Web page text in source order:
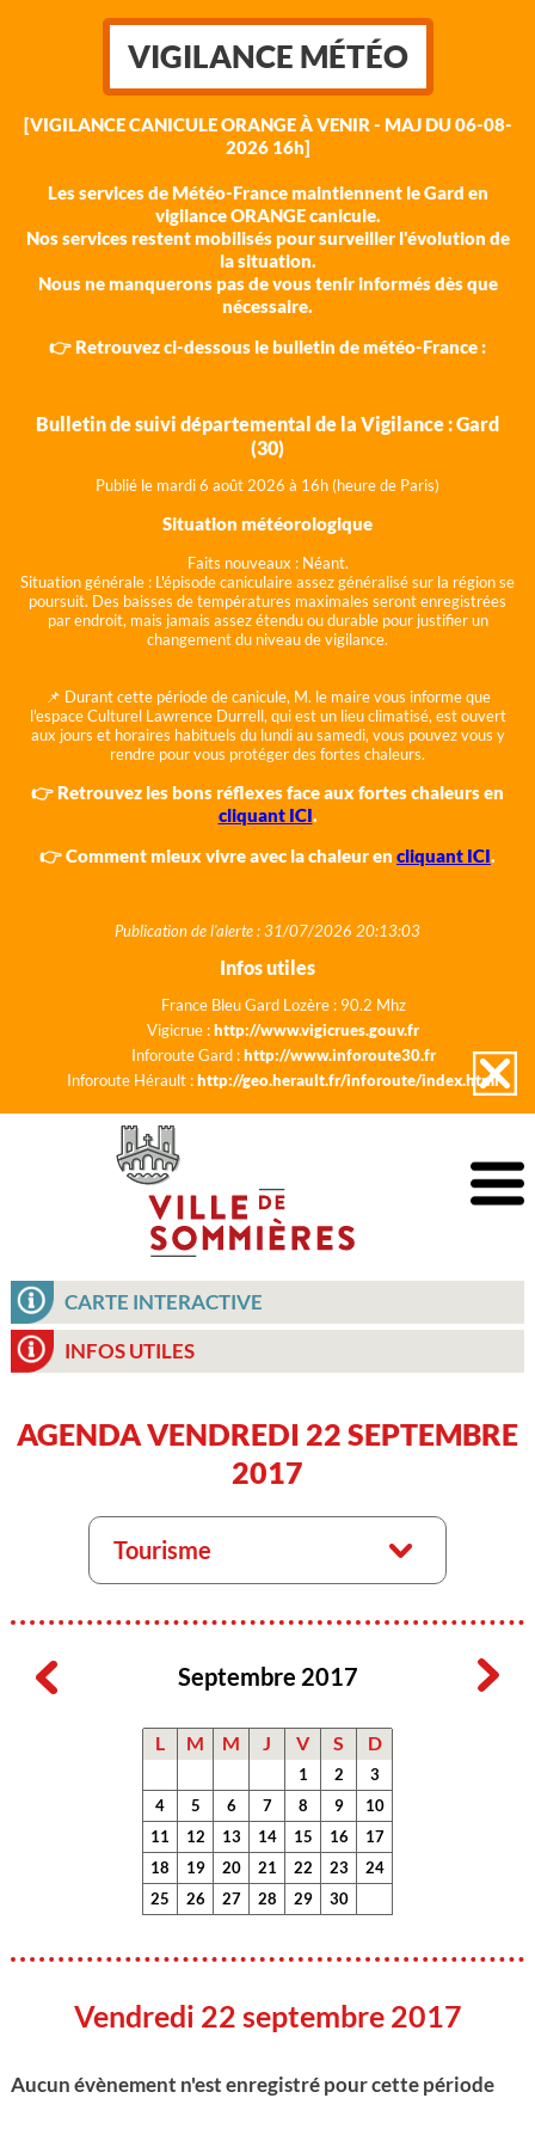
VIGILANCE MÉTÉO
[VIGILANCE CANICULE ORANGE À VENIR - MAJ DU 06-08-
2026 16h]
Les services de Météo-France maintiennent le Gard en
vigilance ORANGE canicule.
Nos services restent mobilisés pour surveiller l'évolution de
la situation.
Nous ne manquerons pas de vous tenir informés dès que
nécessaire.
👉 Retrouvez ci-dessous le bulletin de météo-France :
Bulletin de suivi départemental de la Vigilance : Gard
(30)
Publié le mardi 6 août 2026 à 16h (heure de Paris)
Situation météorologique
Faits nouveaux : Néant.
Situation générale : L'épisode caniculaire assez généralisé sur la région se
poursuit. Des baisses de températures maximales seront enregistrées
par endroit, mais jamais assez étendu ou durable pour justifier un
changement du niveau de vigilance.
📌 Durant cette période de canicule, M. le maire vous informe que
l'espace Culturel Lawrence Durrell, qui est un lieu climatisé, est ouvert
aux jours et horaires habituels du lundi au samedi, vous pouvez vous y
rendre pour vous protéger des fortes chaleurs.
👉 Retrouvez les bons réflexes face aux fortes chaleurs en
cliquant ICI.
👉 Comment mieux vivre avec la chaleur en cliquant ICI.
Publication de l'alerte : 31/07/2026 20:13:03
Infos utiles
France Bleu Gard Lozère : 90.2 Mhz
Vigicrue :http://www.vigicrues.gouv.fr
Inforoute Gard :http://www.inforoute30.fr
Inforoute Hérault :http://geo.herault.fr/inforoute/index.html
CARTE INTERACTIVE
INFOS UTILES
AGENDA VENDREDI 22 SEPTEMBRE
2017
Tourisme
Septembre 2017
L M M J V S D
1 2
3
4
5 6 7 8 9
10
11
12 13 14 15 16
17
18
19 20 21 22 23
24
25
26 27 28 29 30
Vendredi 22 septembre 2017
Aucun évènement n'est enregistré pour cette période